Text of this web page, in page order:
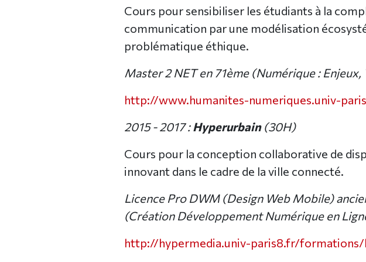
Cours pour sensibiliser les étudiants à la
communication par une modélisation
problématique éthique.
Master 2 NET en 71ème (Numérique :
http://www.humanites-numeriques.univ-
2015 - 2017 :Hyperurbain(30H)
Cours pour la conception collaborative de
innovant dans le cadre de la ville connecté.
Licence Pro DWM (Design Web Mobile)
(Création Développement Numérique en
http://hypermedia.univ-paris8.fr/